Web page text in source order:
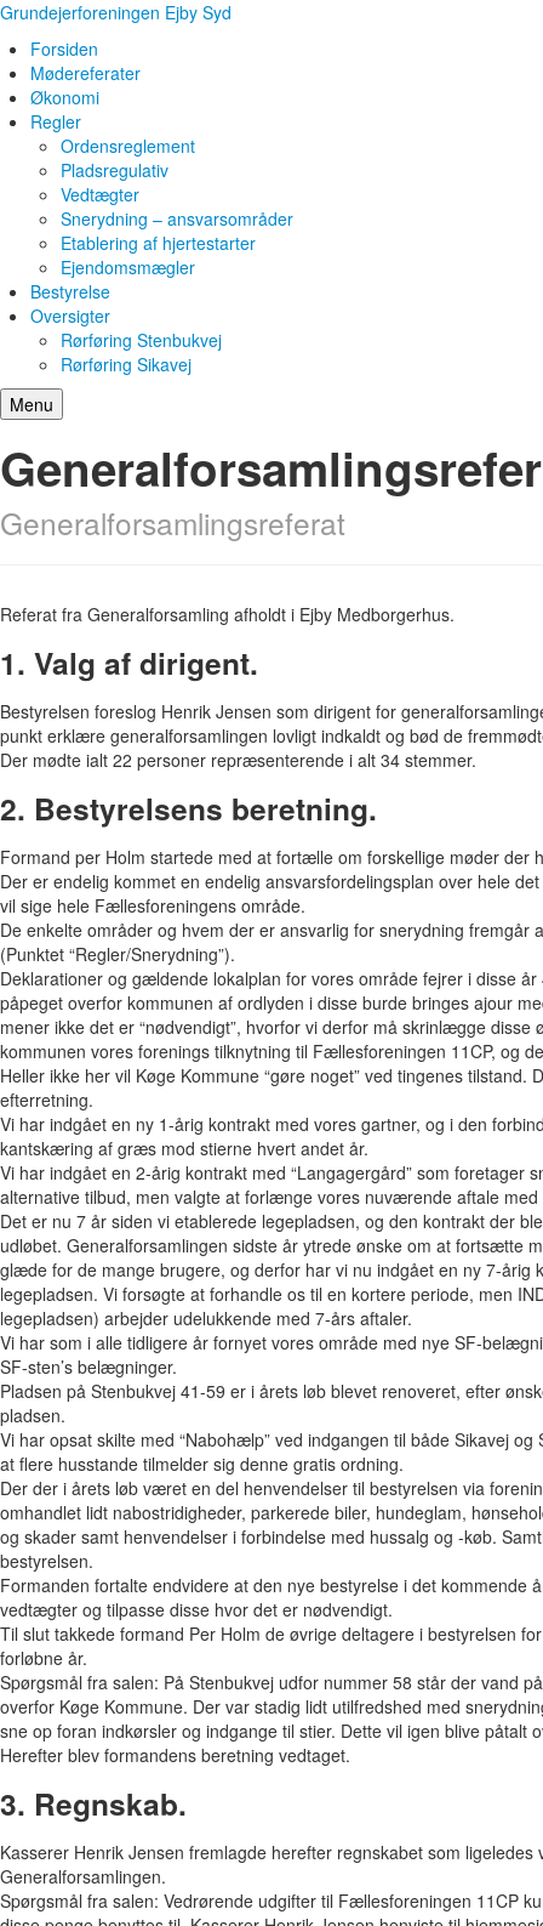
Grundejerforeningen Ejby Syd
Forsiden
Mødereferater
Økonomi
Regler
Ordensreglement
Pladsregulativ
Vedtægter
Snerydning – ansvarsområder
Etablering af hjertestarter
Ejendomsmægler
Bestyrelse
Oversigter
Rørføring Stenbukvej
Rørføring Sikavej
Menu
Generalforsamlingsreferat
Referat fra Generalforsamling afholdt i Ejby Medborgerhus.
1. Valg af dirigent.
Bestyrelsen foreslog Henrik Jensen som dirigent for
punkt erklære generalforsamlingen lovligt indkaldt og bød de
Der mødte ialt 22 personer repræsenterende i alt 34 stemmer.
2. Bestyrelsens beretning.
Formand per Holm startede med at fortælle om forskellige møder der
Der er endelig kommet en endelig ansvarsfordelingsplan over hele
vil sige hele Fællesforeningens område.
De enkelte områder og hvem der er ansvarlig for snerydning fremgår
(Punktet “Regler/Snerydning”).
Deklarationer og gældende lokalplan for vores område fejrer i disse
påpeget overfor kommunen af ordlyden i disse burde bringes ajour
mener ikke det er “nødvendigt”, hvorfor vi derfor må skrinlægge disse
kommunen vores forenings tilknytning til Fællesforeningen 11CP, og
Heller ikke her vil Køge Kommune “gøre noget” ved tingenes
efterretning.
Vi har indgået en ny 1-årig kontrakt med vores gartner, og i den
kantskæring af græs mod stierne hvert andet år.
Vi har indgået en 2-årig kontrakt med “Langagergård” som foretager
alternative tilbud, men valgte at forlænge vores nuværende aftale med
Det er nu 7 år siden vi etablerede legepladsen, og den kontrakt der
udløbet. Generalforsamlingen sidste år ytrede ønske om at fortsætte
glæde for de mange brugere, og derfor har vi nu indgået en ny 7-årig
legepladsen. Vi forsøgte at forhandle os til en kortere periode, men
legepladsen) arbejder udelukkende med 7-års aftaler.
Vi har som i alle tidligere år fornyet vores område med nye SF-
SF-sten’s belægninger.
Pladsen på Stenbukvej 41-59 er i årets løb blevet renoveret, efter
pladsen.
Vi har opsat skilte med “Nabohælp” ved indgangen til både Sikavej
at flere husstande tilmelder sig denne gratis ordning.
Der der i årets løb været en del henvendelser til bestyrelsen via
omhandlet lidt nabostridigheder, parkerede biler, hundeglam,
og skader samt henvendelser i forbindelse med hussalg og -køb.
bestyrelsen.
Formanden fortalte endvidere at den nye bestyrelse i det kommende
vedtægter og tilpasse disse hvor det er nødvendigt.
Til slut takkede formand Per Holm de øvrige deltagere i bestyrelsen
forløbne år.
Spørgsmål fra salen: På Stenbukvej udfor nummer 58 står der vand
overfor Køge Kommune. Der var stadig lidt utilfredshed med
sne op foran indkørsler og indgange til stier. Dette vil igen blive påtalt
Herefter blev formandens beretning vedtaget.
3. Regnskab.
Kasserer Henrik Jensen fremlagde herefter regnskabet som
Generalforsamlingen.
Spørgsmål fra salen: Vedrørende udgifter til Fællesforeningen 11CP